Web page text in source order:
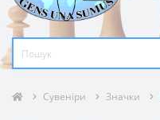
Сувеніри Значки